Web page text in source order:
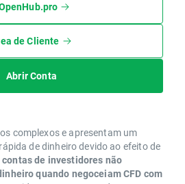
de Cliente
Abrir Conta
complexos e apresentam um
de dinheiro devido ao efeito de
contas de investidores não
quando negoceiam CFD com